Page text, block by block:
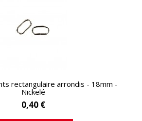
APERÇU RAPIDE
rectangulaire arrondis - 18mm -
Nickelé
0,40 €